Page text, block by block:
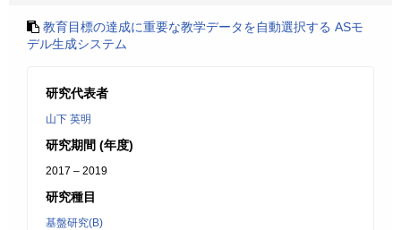
教育目標の達成に重要な教学データを自動選択する ASモ
デル生成システム
研究代表者
山下 英明
研究期間 (年度)
2017 – 2019
研究種目
基盤研究(B)